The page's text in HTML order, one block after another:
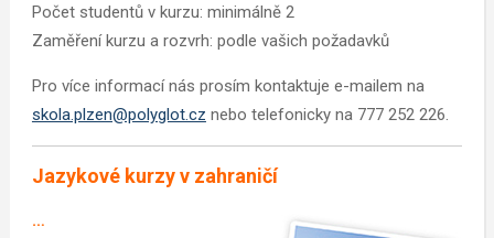
Počet studentů v kurzu: minimálně 2
Zaměření kurzu a rozvrh: podle vašich požadavků
Pro více informací nás prosím kontaktuje e-mailem na
skola.plzen@polyglot.cz nebo telefonicky na 777 252 226.
Jazykové kurzy v zahraničí
…